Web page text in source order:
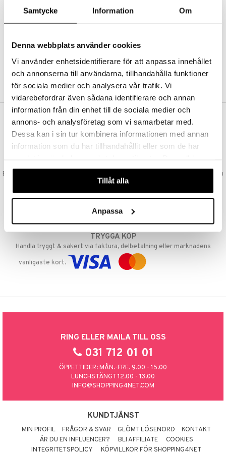
Samtycke Information Om
Denna webbplats använder cookies
Vi använder enhetsidentifierare för att anpassa innehållet
och annonserna till användarna, tillhandahålla funktioner
för sociala medier och analysera vår trafik. Vi
vidarebefordrar även sådana identifierare och annan
information från din enhet till de sociala medier och
annons- och analysföretag som vi samarbetar med.
Dessa kan i sin tur kombinera informationen med annan
information som du har tillhandahållit eller som de har
våra cookies vid fortsatt användande av vår webbplats.
Tillåt alla
Anpassa
Abonnemang
Bevaka produkter
Recensera produkter
SKAPA KUND
VAD KOSTAR FRAKTEN?
Vi erbjuder fri frakt från 350 kr. Vår gräns för fraktfri leverans bestäms
utifån vilken avdelning du handlar från. Läs mer här »
Beställningar lagda före 14:00 (gäller varor i lager) skickas normalt ut från
oss samma dag.
GODKÄND AV LÄKEMEDELSVERKET
EU-logotypen är symbolen som visar att vi är godkända av
TRYGGA KÖP
Handla tryggt & säkert via faktura, delbetalning eller marknadens
vanligaste kort.
RING ELLER MAILA TILL OSS
031 712 01 01
ÖPPETTIDER: MÅN.-FRE. 9.00 - 15.00
LUNCHSTÄNGT 12.00 - 13.00
INFO@SHOPPING4NET.COM
KUNDTJÄNST
MIN PROFIL FRÅGOR & SVAR GLÖMT LÖSENORD
KONTAKT
ÄR DU EN INFLUENCER?
BLI AFFILIATE
COOKIES
INTEGRITETSPOLICY
KÖPVILLKOR FÖR SHOPPING4NET